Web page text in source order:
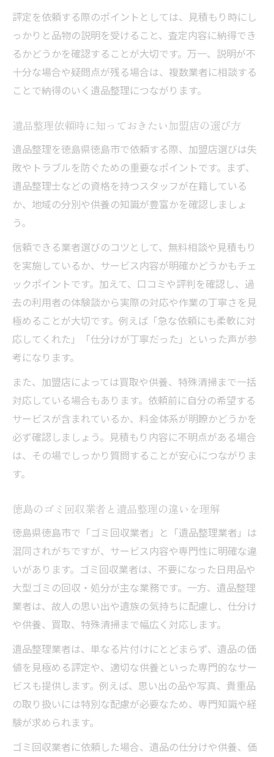
評定を依頼する際のポイントとしては、見積もり時にし
っかりと品物の説明を受けること、査定内容に納得でき
るかどうかを確認することが大切です。万一、説明が不
十分な場合や疑問点が残る場合は、複数業者に相談する
ことで納得のいく遺品整理につながります。
遺品整理依頼時に知っておきたい加盟店の選び方
遺品整理を徳島県徳島市で依頼する際、加盟店選びは失
敗やトラブルを防ぐための重要なポイントです。まず、
遺品整理士などの資格を持つスタッフが在籍している
か、地域の分別や供養の知識が豊富かを確認しましょ
う。
信頼できる業者選びのコツとして、無料相談や見積もり
を実施しているか、サービス内容が明確かどうかもチェ
ックポイントです。加えて、口コミや評判を確認し、過
去の利用者の体験談から実際の対応や作業の丁寧さを見
極めることが大切です。例えば「急な依頼にも柔軟に対
応してくれた」「仕分けが丁寧だった」といった声が参
考になります。
また、加盟店によっては買取や供養、特殊清掃まで一括
対応している場合もあります。依頼前に自分の希望する
サービスが含まれているか、料金体系が明瞭かどうかを
必ず確認しましょう。見積もり内容に不明点がある場合
は、その場でしっかり質問することが安心につながりま
す。
徳島のゴミ回収業者と遺品整理の違いを理解
徳島県徳島市で「ゴミ回収業者」と「遺品整理業者」は
混同されがちですが、サービス内容や専門性に明確な違
いがあります。ゴミ回収業者は、不要になった日用品や
大型ゴミの回収・処分が主な業務です。一方、遺品整理
業者は、故人の思い出や遺族の気持ちに配慮し、仕分け
や供養、買取、特殊清掃まで幅広く対応します。
遺品整理業者は、単なる片付けにとどまらず、遺品の価
値を見極める評定や、適切な供養といった専門的なサー
ビスも提供します。例えば、思い出の品や写真、貴重品
の取り扱いには特別な配慮が必要なため、専門知識や経
験が求められます。
ゴミ回収業者に依頼した場合、遺品の仕分けや供養、価